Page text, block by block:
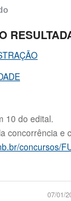
10 do edital.
concorrência e
concursos/
07/01/
/